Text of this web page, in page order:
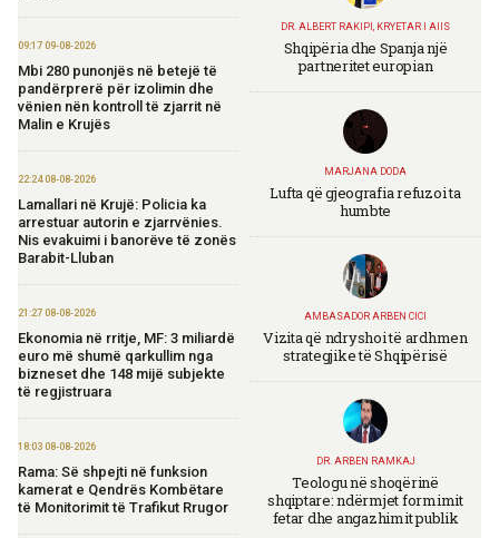
09:17 09-08-2026
Mbi 280 punonjës në betejë të
pandërprerë për izolimin dhe
vënien nën kontroll të zjarrit në
Malin e Krujës
22:24 08-08-2026
Lamallari në Krujë: Policia ka
arrestuar autorin e zjarrvënies.
Nis evakuimi i banorëve të zonës
Barabit-Lluban
21:27 08-08-2026
Ekonomia në rritje, MF: 3 miliardë
euro më shumë qarkullim nga
bizneset dhe 148 mijë subjekte
të regjistruara
18:03 08-08-2026
Rama: Së shpejti në funksion
kamerat e Qendrës Kombëtare
të Monitorimit të Trafikut Rrugor
DR. ALBERT RAKIPI, KRYETAR I AIIS
Shqipëria dhe Spanja një
partneritet europian
MARJANA DODA
Lufta që gjeografia refuzoi ta
humbte
AMBASADOR ARBEN CICI
Vizita që ndryshoi të ardhmen
strategjike të Shqipërisë
DR. ARBEN RAMKAJ
Teologu në shoqërinë
shqiptare: ndërmjet formimit
fetar dhe angazhimit publik